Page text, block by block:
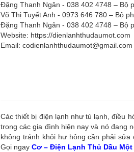
Đặng Thanh Ngân - 038 402 4748 – Bộ
Võ Thị Tuyết Anh - 0973 646 780 – Bộ
Đặng Thanh Ngân - 038 402 4748 – Bộ
Website: https://dienlanhthudaumot.com
Email: codienlanhthudaumot@gmail.com
Các thiết bị điện lạnh như tủ lạnh, điều
trong các gia đình hiện nay và nó đang
không tránh khỏi hư hỏng cần phải
Gọi ngay Cơ – Điện Lạnh Thủ Dầu Một